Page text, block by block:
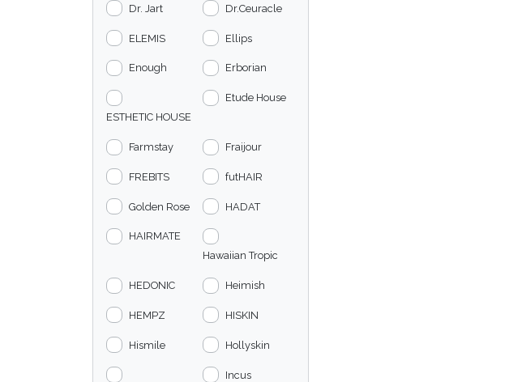
Dr. Jart Dr.Ceuracle
ELEMIS Ellips
Enough Erborian
ESTHETIC HOUSE
Etude House
Farmstay Fraijour
FREBITS futHAIR
Golden Rose HADAT
HAIRMATE
Hawaiian Tropic
HEDONIC Heimish
HEMPZ HISKIN
Hismile Hollyskin
Incus